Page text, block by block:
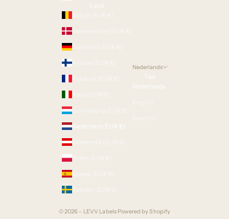
Land
Denemarken (EUR €)
Duitsland (EUR €)
Finland (EUR €)
Luxemburg (EUR €)
Nederland (EUR €)
Oostenrijk (EUR €)
Polen (EUR €)
Spanje (EUR €)
Zweden (EUR €)
Nederlands
Taal
Nederlands
© 2026 - LEVV Labels Powered by Shopify